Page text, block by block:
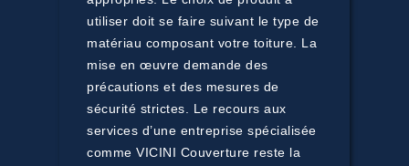
utiliser doit se faire suivant le type de
matériau composant votre toiture. La
mise en œuvre demande des
précautions et des mesures de
sécurité strictes. Le recours aux
services d’une entreprise spécialisée
comme VICINI Couverture reste la